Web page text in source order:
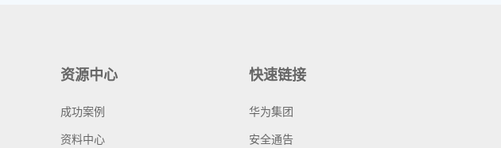
资源中心
成功案例
资料中心
快速链接
华为集团
安全通告